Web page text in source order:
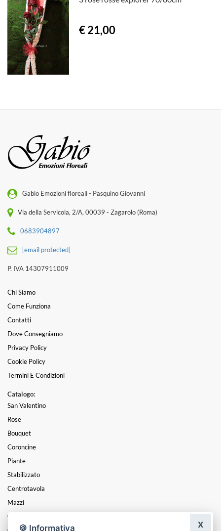
€ 21,00
Gabio Emozioni floreali - Pasquino Giovanni
Via della Servicola, 2/A, 00039 - Zagarolo (Roma)
0683904897
[email protected]
P. IVA 14307911009
Chi Siamo
Come Funziona
Contatti
Dove Consegniamo
Privacy Policy
Cookie Policy
Termini E Condizioni
Catalogo:
San Valentino
Rose
Bouquet
Coroncine
Piante
Stabilizzato
Centrotavola
Mazzi
Composizioni
🍪 Informativa X